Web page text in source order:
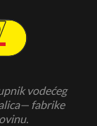
vodećeg
fabrike